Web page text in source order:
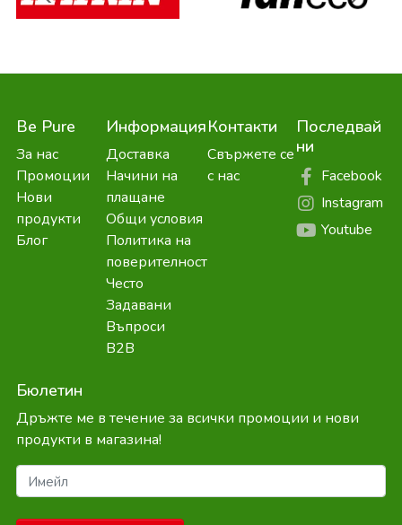
Be Pure
За нас
Промоции
Нови
продукти
Блог
Информация
Доставка
Начини на
плащане
Общи условия
Политика на
поверителност
Често
Задавани
Въпроси
B2B
Контакти
Свържете се
с нас
Последвай
ни
Facebook
Instagram
Youtube
Бюлетин
Дръжте ме в течение за всички промоции и нови
продукти в магазина!
Имейл